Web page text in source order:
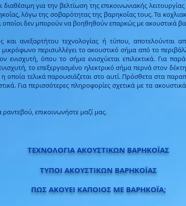
για την βελτίωση της επικοινωνιακής
λόγω της σοβαρότητας της βαρηκοΐας τους. Τα
οποίοι δεν μπορούν να βοηθηθούν επαρκώς με ακουστικά
και ανεξαρτήτου τεχνολογίας ή τύπου, αποτελούνται
περισυλλέγει το ακουστικό σήμα από το
ενισχυτή, όπου το σήμα ενισχύεται επιλεκτικά. Για
το επεξεργασμένο ηλεκτρικό σήμα περνά στον
οποία τελικά παρουσιάζεται στο αυτί. Πρόσθετα στα
Για περισσότερες πληροφορίες σχετικά με τα
επικοινωνήστε μαζί μας.
ΤΕΧΝΟΛΟΓΙΑ ΑΚΟΥΣΤΙΚΩΝ ΒΑΡΗΚΟΪΑΣ
ΤΥΠΟΙ ΑΚΟΥΣΤΙΚΩΝ ΒΑΡΗΚΟΪΑΣ
ΠΩΣ ΑΚΟΥΕΙ ΚΑΠΟΙΟΣ ΜΕ ΒΑΡΗΚΟΪΑ;